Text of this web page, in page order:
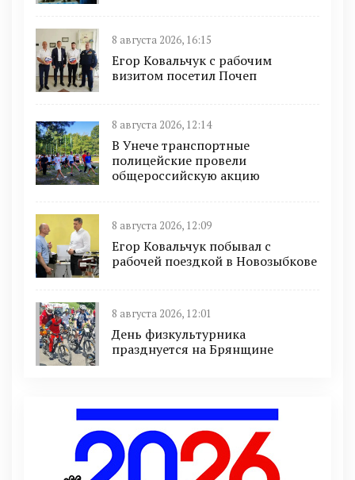
8 августа 2026, 16:15
Егор Ковальчук с рабочим
визитом посетил Почеп
8 августа 2026, 12:14
В Унече транспортные
полицейские провели
общероссийскую акцию
8 августа 2026, 12:09
Егор Ковальчук побывал с
рабочей поездкой в Новозыбкове
8 августа 2026, 12:01
День физкультурника
празднуется на Брянщине